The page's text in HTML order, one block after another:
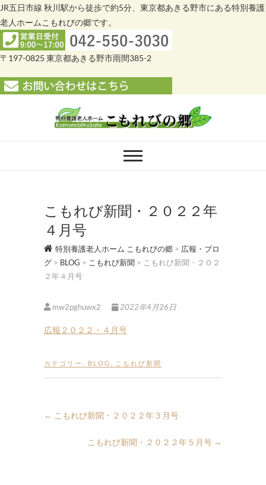
JR五日市線 秋川駅から徒歩で約5分、東京都あきる野市にある特別養護
老人ホームこもれびの郷です。
〒197-0825 東京都あきる野市雨間385-2
特別養護老人ホー
ム こもれびの郷
こもれび新聞・２０２２年
４月号
特別養護老人ホーム こもれびの郷 > 広報・ブロ
グ > BLOG > こもれび新聞 > こもれび新聞・２０２
２年４月号
mw2pghuwx2 2022年4月26日
広報２０２２・４月号
カテゴリー: BLOG こもれび新聞
← こもれび新聞・２０２２年３月号
こもれび新聞・２０２２年５月号 →